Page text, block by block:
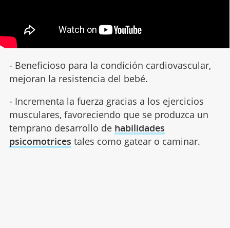
- Beneficioso para la condición cardiovascular,
mejoran la resistencia del bebé.
- Incrementa la fuerza gracias a los ejercicios
musculares, favoreciendo que se produzca un
temprano desarrollo de habilidades
psicomotrices tales como gatear o caminar.